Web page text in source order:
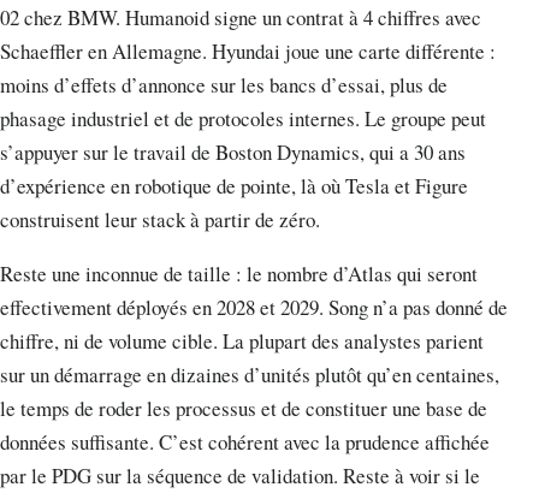
02 chez BMW. Humanoid signe un contrat à 4 chiffres avec
Schaeffler en Allemagne. Hyundai joue une carte différente :
moins d’effets d’annonce sur les bancs d’essai, plus de
phasage industriel et de protocoles internes. Le groupe peut
s’appuyer sur le travail de Boston Dynamics, qui a 30 ans
d’expérience en robotique de pointe, là où Tesla et Figure
construisent leur stack à partir de zéro.
Reste une inconnue de taille : le nombre d’Atlas qui seront
effectivement déployés en 2028 et 2029. Song n’a pas donné de
chiffre, ni de volume cible. La plupart des analystes parient
sur un démarrage en dizaines d’unités plutôt qu’en centaines,
le temps de roder les processus et de constituer une base de
données suffisante. C’est cohérent avec la prudence affichée
par le PDG sur la séquence de validation. Reste à voir si le